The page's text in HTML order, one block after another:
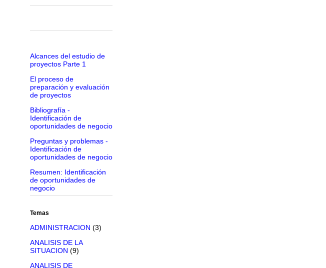
Alcances del estudio de
proyectos Parte 1
El proceso de
preparación y evaluación
de proyectos
Bibliografía -
Identificación de
oportunidades de negocio
Preguntas y problemas -
Identificación de
oportunidades de negocio
Resumen: Identificación
de oportunidades de
negocio
Temas
ADMINISTRACION (3)
ANALISIS DE LA
SITUACION (9)
ANALISIS DE